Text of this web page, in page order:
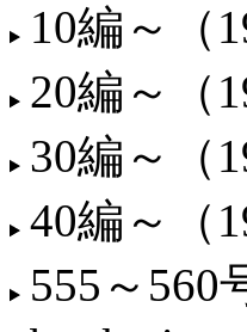
10編～（
20編～（
30編～（
40編～（
555～560